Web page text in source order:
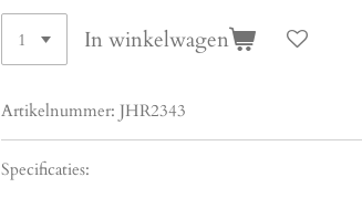
In winkelwagen
Artikelnummer: JHR2343
Specificaties: